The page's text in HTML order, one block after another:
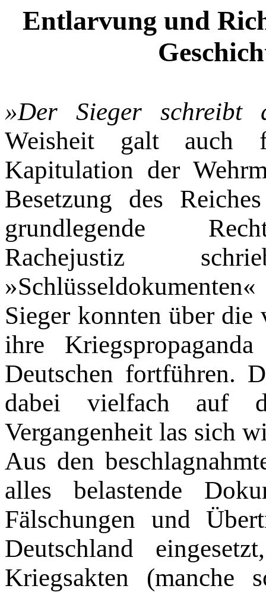
Entlarvung und
»Der Sieger schreibt
Weisheit galt auch
Kapitulation der
Besetzung des
grundlegende
Rachejustiz
Sieger konnten über
ihre
Deutschen fortführen.
dabei vielfach auf
Vergangenheit las sich
Aus den
alles belastende
Fälschungen und
Deutschland
Kriegs­akten (manche